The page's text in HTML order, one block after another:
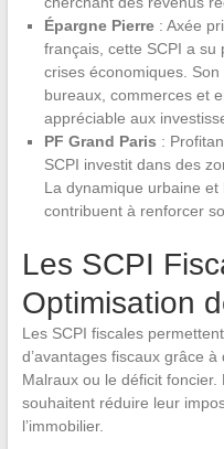
Épargne Pierre: Axée
français, cette SCPI a su
crises économiques.
bureaux, commerces et
appréciable aux
PF Grand Paris :
SCPI investit dans des
La dynamique urbaine et
contribuent à renforcer
Les SCPI
Optimisation
Les SCPI fiscales
d’avantages fiscaux grâce
Malraux ou le déficit foncier.
souhaitent réduire leur
l’immobilier.